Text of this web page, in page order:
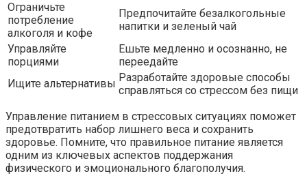
Ограничьте
потребление
алкоголя и кофе
Предпочитайте безалкогольные
напитки и зеленый чай
Управляйте
порциями
Ешьте медленно и осознанно, не
переедайте
Ищите альтернативы Разработайте здоровые способы
справляться со стрессом без пищи
Управление питанием в стрессовых ситуациях поможет
предотвратить набор лишнего веса и сохранить
здоровье. Помните, что правильное питание является
одним из ключевых аспектов поддержания
физического и эмоционального благополучия.